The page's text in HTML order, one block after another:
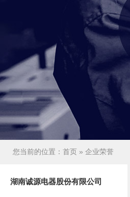
您当前的位置： 首页 » 企业荣誉
湖南诚源电器股份有限公司